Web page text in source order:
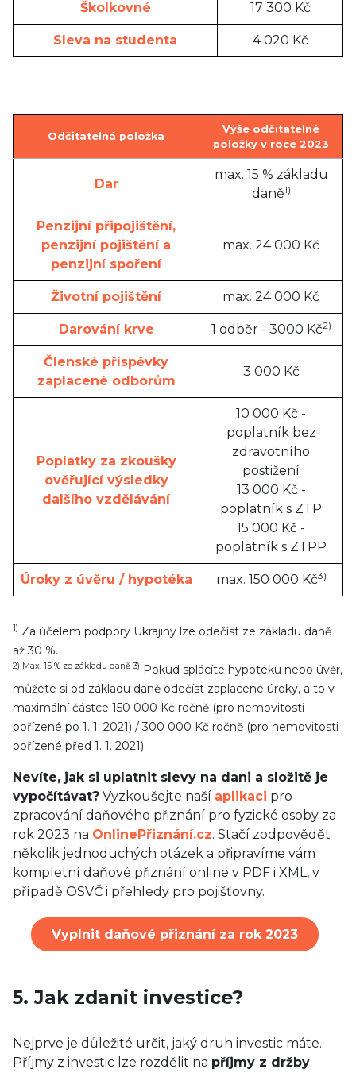
Školkovné 17 300 Kč
Sleva na studenta 4 020 Kč
Odčitatelná položka
Výše odčitatelné
položky v roce 2023
Dar
max. 15 % základu
daně1)
Penzijní připojištění,
penzijní pojištění a
penzijní spoření
max. 24 000 Kč
Životní pojištění max. 24 000 Kč
Darování krve 1 odběr - 3000 Kč2)
Členské příspěvky
zaplacené odborům
3 000 Kč
Poplatky za zkoušky
ověřující výsledky
dalšího vzdělávání
10 000 Kč -
poplatník bez
zdravotního
postižení
13 000 Kč -
poplatník s ZTP
15 000 Kč -
poplatník s ZTPP
Úroky z úvěru / hypotéka max. 150 000 Kč3)
1) Za účelem podpory Ukrajiny lze odečíst ze základu daně
až 30 %.
2) Max. 15 % ze základu daně 3) Pokud splácíte hypotéku nebo úvěr,
můžete si od základu daně odečíst zaplacené úroky, a to v
maximální částce 150 000 Kč ročně (pro nemovitosti
pořízené po 1. 1. 2021) / 300 000 Kč ročně (pro nemovitosti
pořízené před 1. 1. 2021).
Nevíte, jak si uplatnit slevy na dani a složitě je
vypočítávat? Vyzkoušejte naší aplikaci pro
zpracování daňového přiznání pro fyzické osoby za
rok 2023 na OnlinePřiznání.cz. Stačí zodpovědět
několik jednoduchých otázek a připravíme vám
kompletní daňové přiznání online v PDF i XML, v
případě OSVČ i přehledy pro pojišťovny.
Vyplnit daňové přiznání za rok 2023
5. Jak zdanit investice?
Nejprve je důležité určit, jaký druh investic máte.
Příjmy z investic lze rozdělit na příjmy z držby